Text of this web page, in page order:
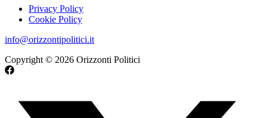
Privacy Policy
Cookie Policy
info@orizzontipolitici.it
Copyright © 2026 Orizzonti Politici